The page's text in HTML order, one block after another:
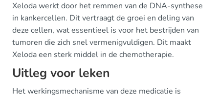
Xeloda werkt door het remmen van de DNA-synthese
in kankercellen. Dit vertraagt de groei en deling van
deze cellen, wat essentieel is voor het bestrijden van
tumoren die zich snel vermenigvuldigen. Dit maakt
Xeloda een sterk middel in de chemotherapie.
Uitleg voor leken
Het werkingsmechanisme van deze medicatie is